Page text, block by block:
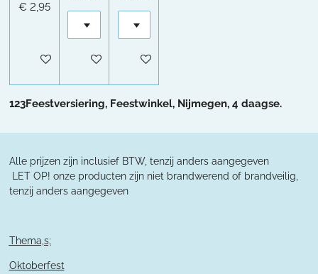
€ 2,95
In winkelwagenIn winkelwagenIn winkelwagen
123Feestversiering, Feestwinkel, Nijmegen, 4 daagse.
Alle prijzen zijn inclusief BTW, tenzij anders aangegeven
ET OP! onze producten zijn niet brandwerend of brandveilig,
tenzij anders aangegeven
Thema,s;
Oktoberfest